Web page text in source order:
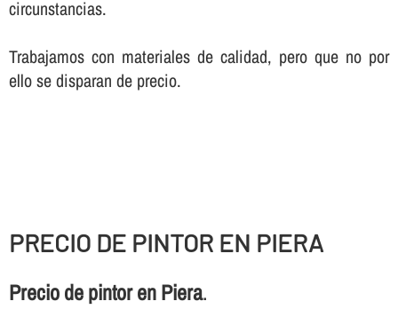
circunstancias.
Trabajamos con materiales de calidad, pero que no por
ello se disparan de precio.
PRECIO DE PINTOR EN PIERA
Precio de pintor en Piera.